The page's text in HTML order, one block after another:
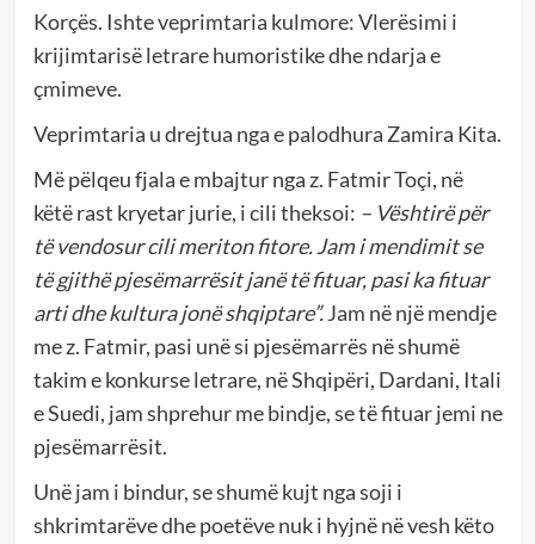
Korçës. Ishte veprimtaria kulmore: Vlerësimi i
krijimtarisë letrare humoristike dhe ndarja e
çmimeve.
Veprimtaria u drejtua nga e palodhura Zamira Kita.
Më pëlqeu fjala e mbajtur nga z. Fatmir Toçi, në
këtë rast kryetar jurie, i cili theksoi: – Vështirë për
të vendosur cili meriton fitore. Jam i mendimit se
të gjithë pjesëmarrësit janë të fituar, pasi ka fituar
arti dhe kultura jonë shqiptare”.Jam në një mendje
me z. Fatmir, pasi unë si pjesëmarrës në shumë
takim e konkurse letrare, në Shqipëri, Dardani, Itali
e Suedi, jam shprehur me bindje, se të fituar jemi ne
pjesëmarrësit.
Unë jam i bindur, se shumë kujt nga soji i
shkrimtarëve dhe poetëve nuk i hyjnë në vesh këto